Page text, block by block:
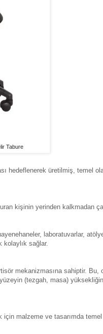
Tabure
hedeflenerek üretilmiş, temel
kişinin yerinden kalkmadan
laboratuvarlar,
kolaylık sağlar.
mekanizmasına sahiptir. Bu,
(tezgah, masa)
malzeme ve tasarımda temel